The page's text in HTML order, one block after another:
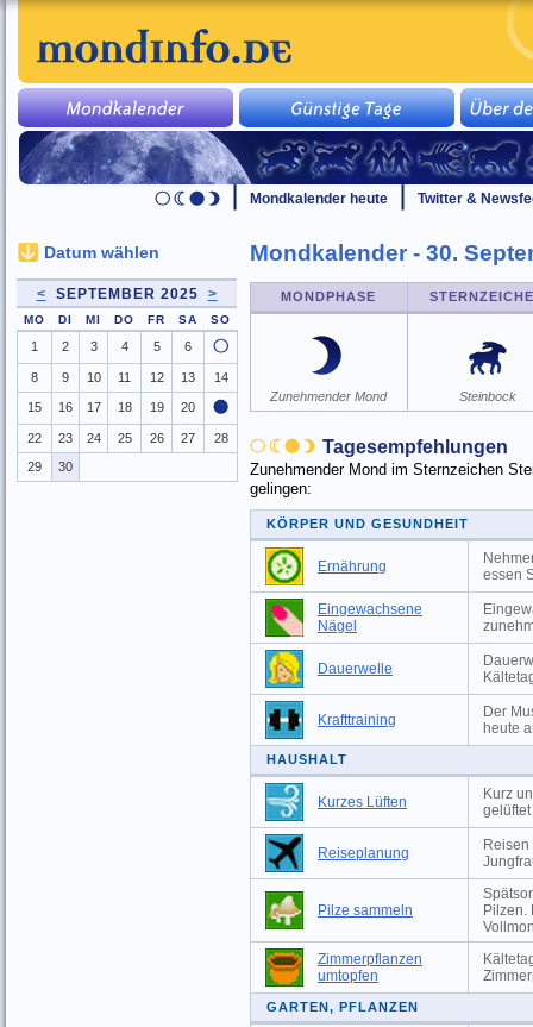
Mondkalender heute Twitter &
Mondkalender - 30.
MONDPHASE
Zunehmender Mond Steinbock
Tagesempfehlungen
Zunehmender Mond im Sternzeichen
gelingen:
KÖRPER UND GESUNDHEIT
Ernährung
essen
Eingewachsene
Nägel
Dauerwelle
Krafttraining
Der
heute
HAUSHALT
Kurzes Lüften
Kurz
Reiseplanung
Reisen
Pilze sammeln
Pilzen.
Zimmerpflanzen
umtopfen
GARTEN, PFLANZEN
Datum wählen
< SEPTEMBER 2025 >
MO DI MI DO FR SA SO
1 2 3 4 5 6
8 9 10 11 12 13 14
15 16 17 18 19 20
22 23 24 25 26 27
28
29
30